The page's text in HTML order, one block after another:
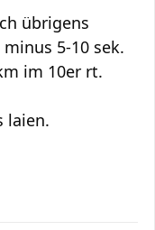
übrigens
5-10 sek.
im 10er rt.
laien.